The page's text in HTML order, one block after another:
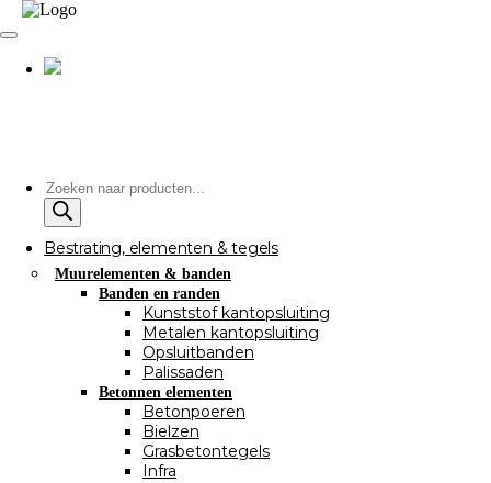
Producten
zoeken
Bestrating, elementen & tegels
Muurelementen & banden
Banden en randen
Kunststof kantopsluiting
Metalen kantopsluiting
Opsluitbanden
Palissaden
Betonnen elementen
Betonpoeren
Bielzen
Grasbetontegels
Infra